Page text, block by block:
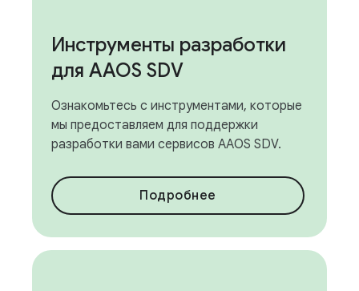
Инструменты разработки
для AAOS SDV
Ознакомьтесь с инструментами, которые
мы предоставляем для поддержки
разработки вами сервисов AAOS SDV.
Подробнее